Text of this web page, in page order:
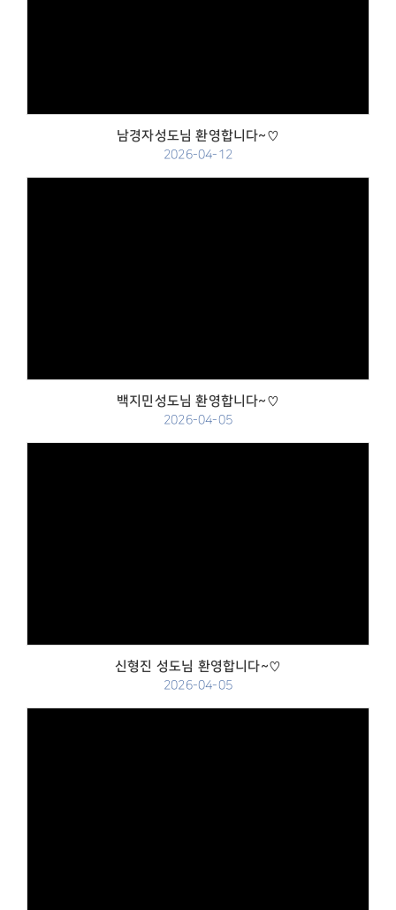
남경자성도님 환영합니다~♡
2026-04-12
백지민성도님 환영합니다~♡
2026-04-05
신형진 성도님 환영합니다~♡
2026-04-05